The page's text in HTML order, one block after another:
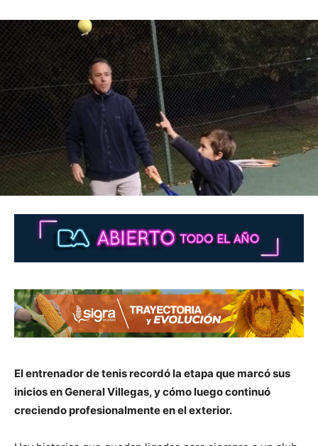
El entrenador de tenis recordó la etapa que marcó sus
inicios en General Villegas, y cómo luego continuó
creciendo profesionalmente en el exterior.